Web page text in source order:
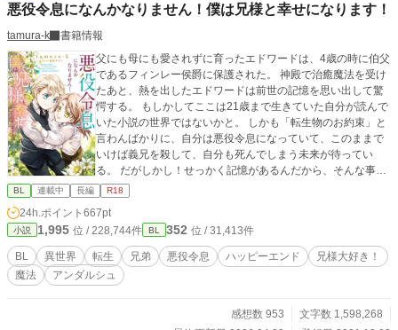
悪役令息になんかなりません！僕は兄様と幸せになります！
tamura-k
書籍情報
父にも母にも愛されずに育ったエドワードは、4歳の時に伯父
であるフィンレー侯爵に保護された。 神殿で治癒魔法を受け
たあと、熱を出したエドワードは前世の記憶を思い出して驚
愕する。 もしかしてここは21歳まで生きていた自分が読んで
いた小説の世界ではないかと。 しかも「転生物のお約束」と
言わんばかりに、自分は悪役令息になっていて、このままで
いけば義兄を殺して、自分も死んでしまう未来が待ってい
る。 だがしかし！せっかく記憶があるんだから、そんな事は
絶対にしない！ だって僕は小説でも漫画でも、兄様が大好き
だったんだから！ あれ、でも待って、え？ちょっと？？？ 義
兄大好き弟と義弟大好き兄が、運命に立ち向かう。 R指定要
素は後半です。＊つけるようにします。 2023.1 書籍化♪ 2
025.8に５巻が発売。 2023.3に本編は完結しましたが、番外
編を続けていく予定です💕 続編『悪役令息にならなかったの
で、僕は兄様と幸せになりました！』も本編は完結しました
BL 連載中 長編 R18
24h.ポイント 667pt
小説 1,995 位 / 228,744件 BL 352 位 / 31,413件
BL 異世界 転生 兄弟 悪役令息 ハッピーエンド
兄様大好き！
魔法
アンダルシュ
感想数 953
文字数 1,598,268